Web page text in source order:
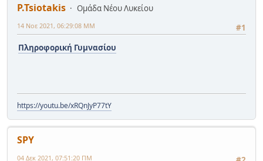
P.Tsiotakis
Ομάδα Νέου Λυκείου
#1
14 Νοε 2021, 06:29:08 ΜΜ
Πληροφορική Γυμνασίου
https://youtu.be/xRQnJyP77tY
SPY
04 Δεκ 2021, 07:51:20 ΠΜ